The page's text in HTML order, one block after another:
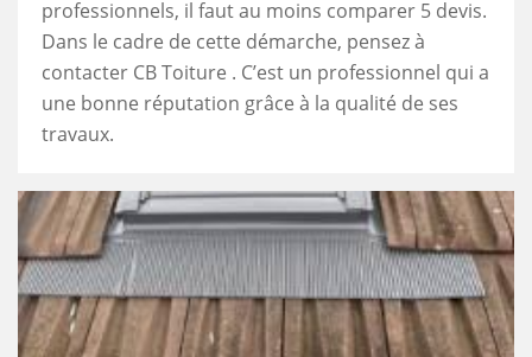
professionnels, il faut au moins comparer 5 devis.
Dans le cadre de cette démarche, pensez à
contacter CB Toiture . C’est un professionnel qui a
une bonne réputation grâce à la qualité de ses
travaux.